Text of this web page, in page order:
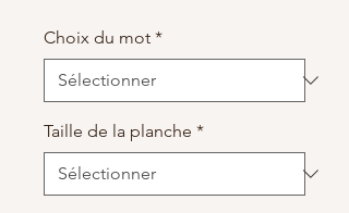
Choix du mot *
Taille de la planche *